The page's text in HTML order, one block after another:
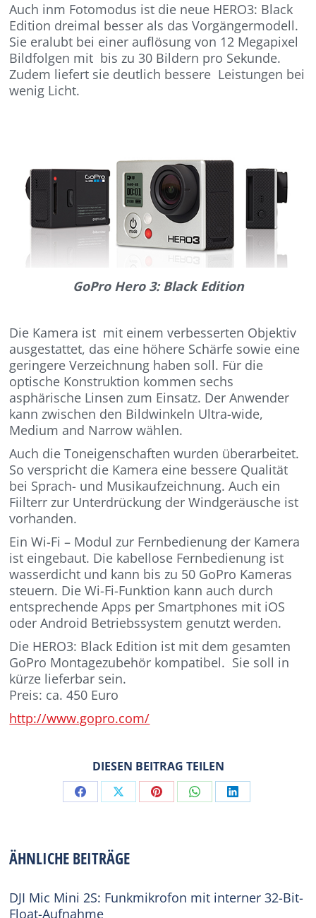
Auch inm Fotomodus ist die neue HERO3: Black
Edition dreimal besser als das Vorgängermodell.
Sie eralubt bei einer auflösung von 12 Megapixel
Bildfolgen mit bis zu 30 Bildern pro Sekunde.
Zudem liefert sie deutlich bessere Leistungen bei
wenig Licht.
GoPro Hero 3: Black Edition
Die Kamera ist mit einem verbesserten Objektiv
ausgestattet, das eine höhere Schärfe sowie eine
geringere Verzeichnung haben soll. Für die
optische Konstruktion kommen sechs
asphärische Linsen zum Einsatz. Der Anwender
kann zwischen den Bildwinkeln Ultra-wide,
Medium and Narrow wählen.
Auch die Toneigenschaften wurden überarbeitet.
So verspricht die Kamera eine bessere Qualität
bei Sprach- und Musikaufzeichnung. Auch ein
Fiilterr zur Unterdrückung der Windgeräusche ist
vorhanden.
Ein Wi-Fi – Modul zur Fernbedienung der Kamera
ist eingebaut. Die kabellose Fernbedienung ist
wasserdicht und kann bis zu 50 GoPro Kameras
steuern. Die Wi-Fi-Funktion kann auch durch
entsprechende Apps per Smartphones mit iOS
oder Android Betriebssystem genutzt werden.
Die HERO3: Black Edition ist mit dem gesamten
GoPro Montagezubehör kompatibel. Sie soll in
kürze lieferbar sein.
Preis: ca. 450 Euro
http://www.gopro.com/
DIESEN BEITRAG TEILEN
Share Share Share Share Share
ÄHNLICHE BEITRÄGE
DJI Mic Mini 2S: Funkmikrofon mit interner 32-Bit-
Float-Aufnahme